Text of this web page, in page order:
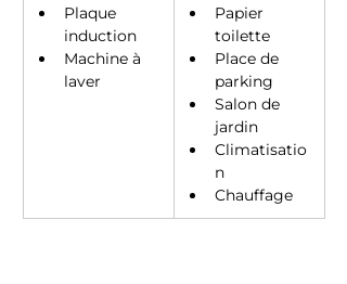
Plaque
induction
Machine à
laver
Papier
toilette
Place de
parking
Salon de
jardin
Climatisatio
n
Chauffage